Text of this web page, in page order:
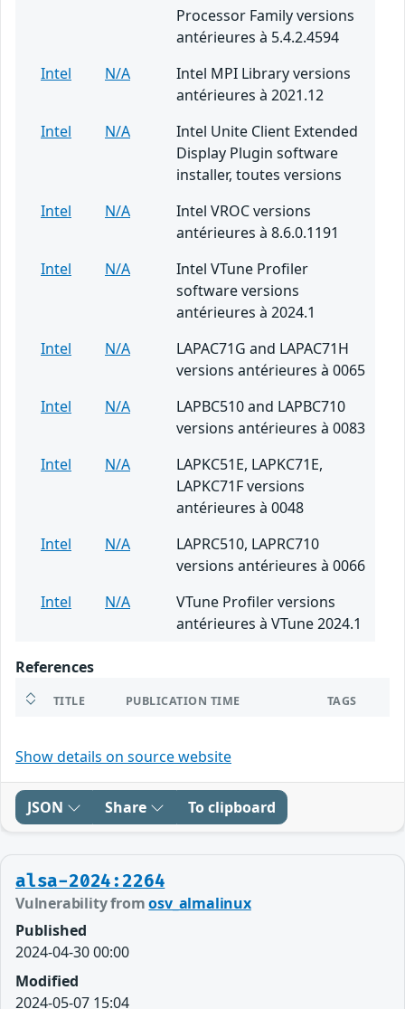
Processor Family versions
antérieures à 5.4.2.4594
Intel
N/A
Intel MPI Library versions
antérieures à 2021.12
Intel
N/A
Intel Unite Client Extended
Display Plugin software
installer, toutes versions
Intel
N/A
Intel VROC versions
antérieures à 8.6.0.1191
Intel
N/A
Intel VTune Profiler
software versions
antérieures à 2024.1
Intel
N/A
LAPAC71G and LAPAC71H
versions antérieures à 0065
Intel
N/A
LAPBC510 and LAPBC710
versions antérieures à 0083
Intel
N/A
LAPKC51E, LAPKC71E,
LAPKC71F versions
antérieures à 0048
Intel
N/A
LAPRC510, LAPRC710
versions antérieures à 0066
Intel
N/A
VTune Profiler versions
antérieures à VTune 2024.1
References
TITLE PUBLICATION TIME TAGS
Show details on source website
JSON Share To clipboard
alsa-2024:2264
Vulnerability fromosv_almalinux
Published
2024-04-30 00:00
Modified
2024-05-07 15:04